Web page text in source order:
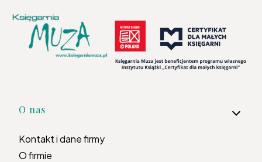
Linki w stopce
O nas
Kontakt i dane firmy
O firmie